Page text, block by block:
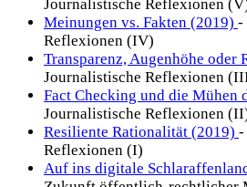
Journalistische Reflexionen
Meinungen vs. Fakten (2019) -
Reflexionen (IV)
Transparenz, Augenhöhe oder
Journalistische Reflexionen
Fact Checking und die Mühen
Journalistische Reflexionen
Resiliente Rationalität (2019) -
Reflexionen (I)
Auf ins digitale